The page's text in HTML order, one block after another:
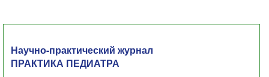
Научно-практический журнал
ПРАКТИКА ПЕДИАТРА